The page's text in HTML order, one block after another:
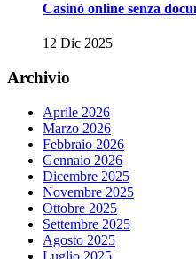
Casinò online senza
12 Dic 2025
Archivio
Aprile 2026
Marzo 2026
Febbraio 2026
Gennaio 2026
Dicembre 2025
Novembre 2025
Ottobre 2025
Settembre 2025
Agosto 2025
Luglio 2025